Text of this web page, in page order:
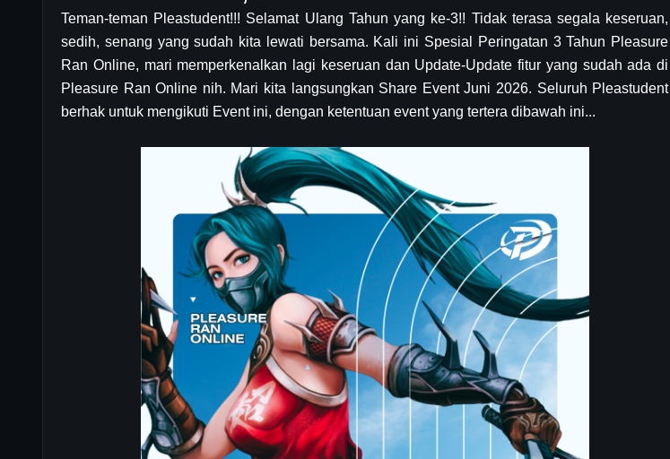
Teman-teman Pleastudent!!! Selamat Ulang Tahun yang ke-3!! Tidak terasa segala keseruan,
sedih, senang yang sudah kita lewati bersama. Kali ini Spesial Peringatan 3 Tahun Pleasure
Ran Online, mari memperkenalkan lagi keseruan dan Update-Update fitur yang sudah ada di
Pleasure Ran Online nih. Mari kita langsungkan Share Event Juni 2026. Seluruh Pleastudent
berhak untuk mengikuti Event ini, dengan ketentuan event yang tertera dibawah ini...